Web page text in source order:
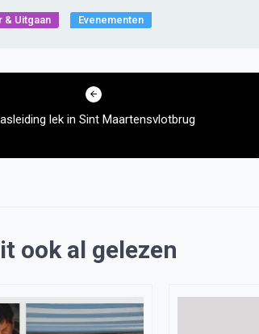
& Uitgaan Evenementen
lek in Sint Maartensvlotbrug
ook al gelezen